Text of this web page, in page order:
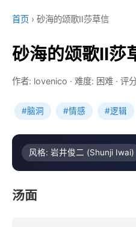
首页 › 砂海的颂歌Ⅱ莎草信
砂海的颂歌Ⅱ莎
作者: lovenico · 难度: 困难 · 评
#脑洞 #情感 #逻辑
风格: 岩井俊二 (Shunji Iwai)
汤面